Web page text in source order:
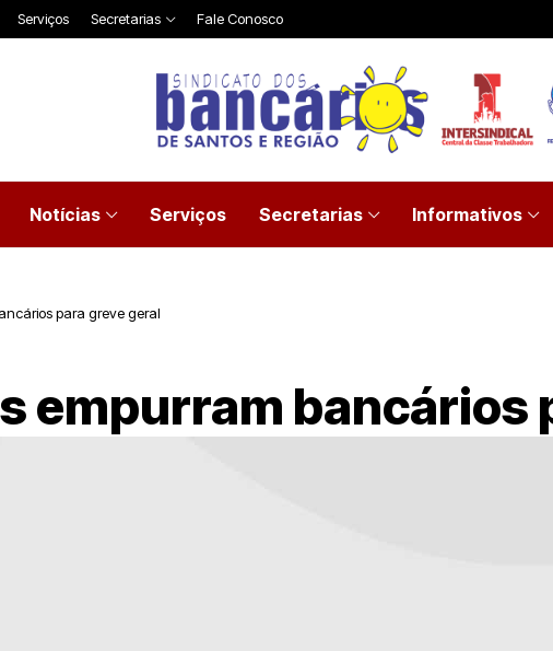
Serviços Secretarias Fale Conosco
Notícias Serviços Secretarias Informativos
para greve geral
empurram bancários